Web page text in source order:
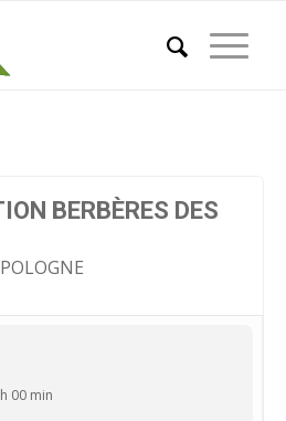
BERBÈRES DES
00 min